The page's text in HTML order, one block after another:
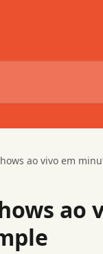
ao vivo em
ao